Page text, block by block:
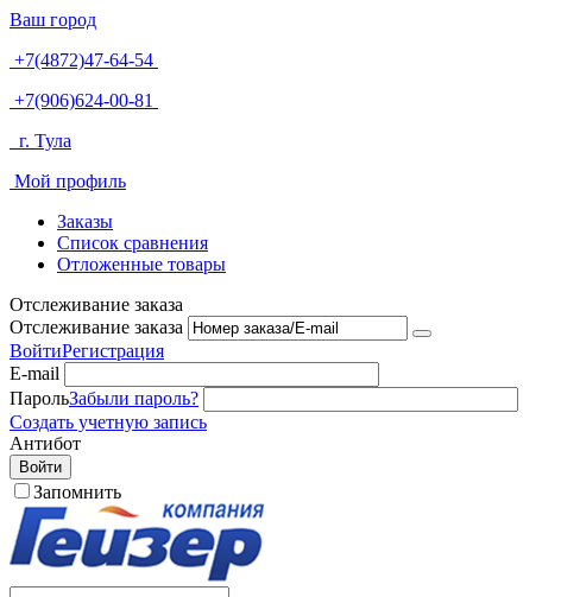
Ваш город
+7(4872)47-64-54
+7(906)624-00-81
г. Тула
Мой профиль
Заказы
Список сравнения
Отложенные товары
Отслеживание заказа
Отслеживание заказа
ВойтиРегистрация
E-mail
ПарольЗабыли пароль?
Создать учетную запись
Антибот
Войти
Запомнить